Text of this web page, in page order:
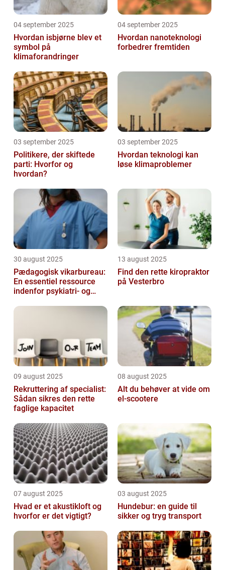
04 september 2025
Hvordan isbjørne blev et
symbol på
klimaforandringer
04 september 2025
Hvordan nanoteknologi
forbedrer fremtiden
03 september 2025
Politikere, der skiftede
parti: Hvorfor og
hvordan?
03 september 2025
Hvordan teknologi kan
løse klimaproblemer
30 august 2025
Pædagogisk vikarbureau:
En essentiel ressource
indenfor psykiatri- og
13 august 2025
Find den rette kiropraktor
på Vesterbro
09 august 2025
Rekruttering af specialist:
Sådan sikres den rette
faglige kapacitet
08 august 2025
Alt du behøver at vide om
el-scootere
07 august 2025
Hvad er et akustikloft og
hvorfor er det vigtigt?
03 august 2025
Hundebur: en guide til
sikker og tryg transport